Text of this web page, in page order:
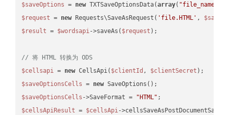
$saveOptions = new TXTSaveOptionsData(array( "file_name"
$request = new Requests\SaveAsRequest( 'file.HTML' ,
$result = $wordsapi->saveAs( $request );
// 将 HTML 转换为 ODS
$cellsapi = new CellsApi( $clientId , $clientSecret
$saveOptionsCells = new
$saveOptionsCells ->SaveFormat = "HTML"
$cellsApiResult = $cellsApi-